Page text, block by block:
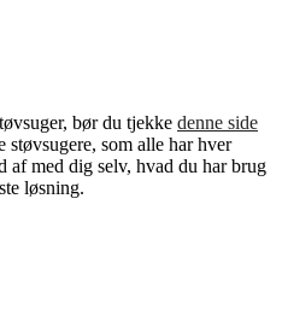
bør du tjekke denne side
som alle har hver
af med dig selv, hvad du har brug
løsning.